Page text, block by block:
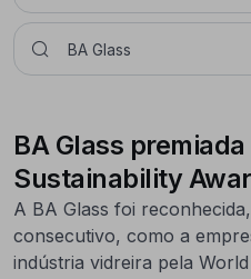
BA Glass
Sustainability
A BA Glass foi
consecutivo, como a
indústria vidreira pela